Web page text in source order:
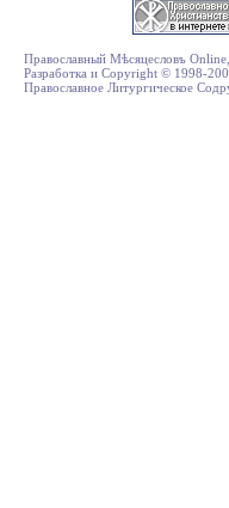
Православный Мѣсяцесловъ
Разработка и Copyright © 1998-
Православное Литургическое